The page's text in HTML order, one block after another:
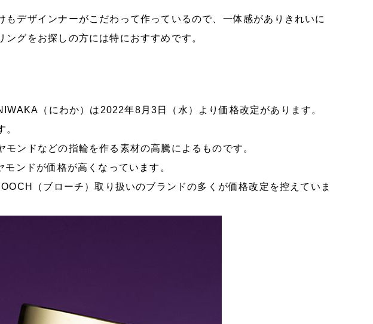
もデザインナーがこだわって作っているので、一体感がありきれいに
グをお探しの方には特におすすめです。
（にわか）は2022年8月3日（水）より価格改定があります。
。
モンドなどの指輪を作る素材の高騰によるものです。
ンドが価格が高くなっています。
（ブローチ）取り扱いのブランドの多くが価格改定を控えていま